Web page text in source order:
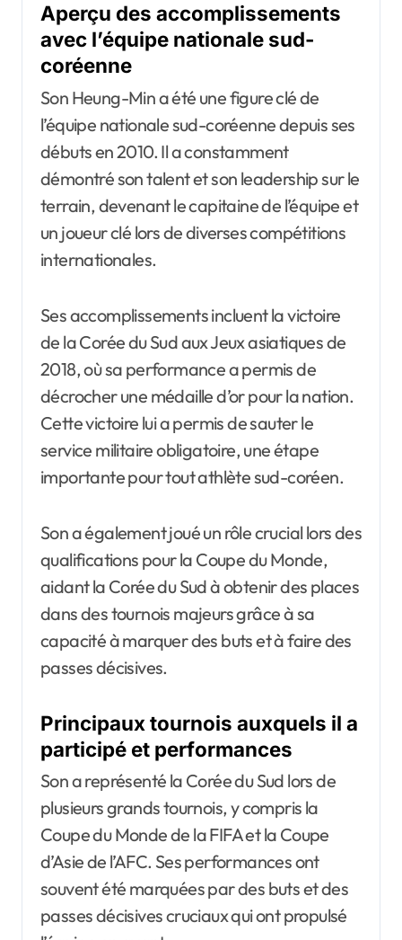
Aperçu des accomplissements
avec l’équipe nationale sud-
coréenne
Son Heung-Min a été une figure clé de
l’équipe nationale sud-coréenne depuis ses
débuts en 2010. Il a constamment
démontré son talent et son leadership sur le
terrain, devenant le capitaine de l’équipe et
un joueur clé lors de diverses compétitions
internationales.
Ses accomplissements incluent la victoire
de la Corée du Sud aux Jeux asiatiques de
2018, où sa performance a permis de
décrocher une médaille d’or pour la nation.
Cette victoire lui a permis de sauter le
service militaire obligatoire, une étape
importante pour tout athlète sud-coréen.
Son a également joué un rôle crucial lors des
qualifications pour la Coupe du Monde,
aidant la Corée du Sud à obtenir des places
dans des tournois majeurs grâce à sa
capacité à marquer des buts et à faire des
passes décisives.
Principaux tournois auxquels il a
participé et performances
Son a représenté la Corée du Sud lors de
plusieurs grands tournois, y compris la
Coupe du Monde de la FIFA et la Coupe
d’Asie de l’AFC. Ses performances ont
souvent été marquées par des buts et des
passes décisives cruciaux qui ont propulsé